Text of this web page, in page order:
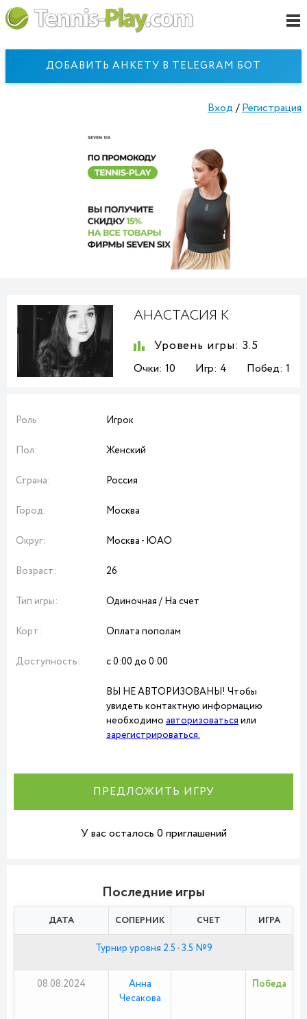
ДОБАВИТЬ АНКЕТУ В TELEGRAM БОТ
Вход /Регистрация
АНАСТАСИЯ К
Уровень игры: 3.5
Очки: 10 Игр: 4 Побед: 1
Роль: Игрок
Пол: Женский
Страна: Россия
Город: Москва
Округ: Москва - ЮАО
Возраст: 26
Тип игры: Одиночная / На счет
Корт: Оплата пополам
Доступность: с 0:00 до 0:00
ВЫ НЕ АВТОРИЗОВАНЫ! Чтобы
увидеть контактную информацию
необходимо авторизоватьсяили
зарегистрироваться.
ПРЕДЛОЖИТЬ ИГРУ
У вас осталось 0 приглашений
Последние игры
ДАТА СОПЕРНИК СЧЕТ ИГРА
Турнир уровня 2.5 - 3.5 №9
08.08.2024
Анна
Чесакова
Победа